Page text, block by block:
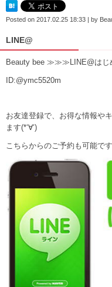
Posted on 2017.02.25 18:33 by
LINE@
Beauty bee ≫≫≫LINE@は
ID:@ymc5520m
お友達登録で、お得な情報や
ます(*‘∀‘)
こちらからのご予約も可能で